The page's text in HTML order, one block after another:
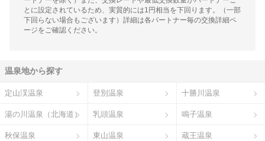
とに設定されているため、実質的には1円相当を下回ります。（一部
下回らない場合もございます）詳細は各パートナー毎の交換詳細ペ
ージをご確認ください。
温泉地から探す
定山渓温泉 登別温泉 十勝川温泉
湯の川温泉（北海道） 乳頭温泉 鳴子温泉
秋保温泉 東山温泉 蔵王温泉